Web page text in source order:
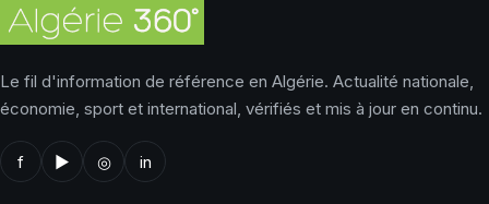
Le fil d'information de référence en Algérie. Actualité nationale,
économie, sport et international, vérifiés et mis à jour en continu.
f ▶ ◎ in